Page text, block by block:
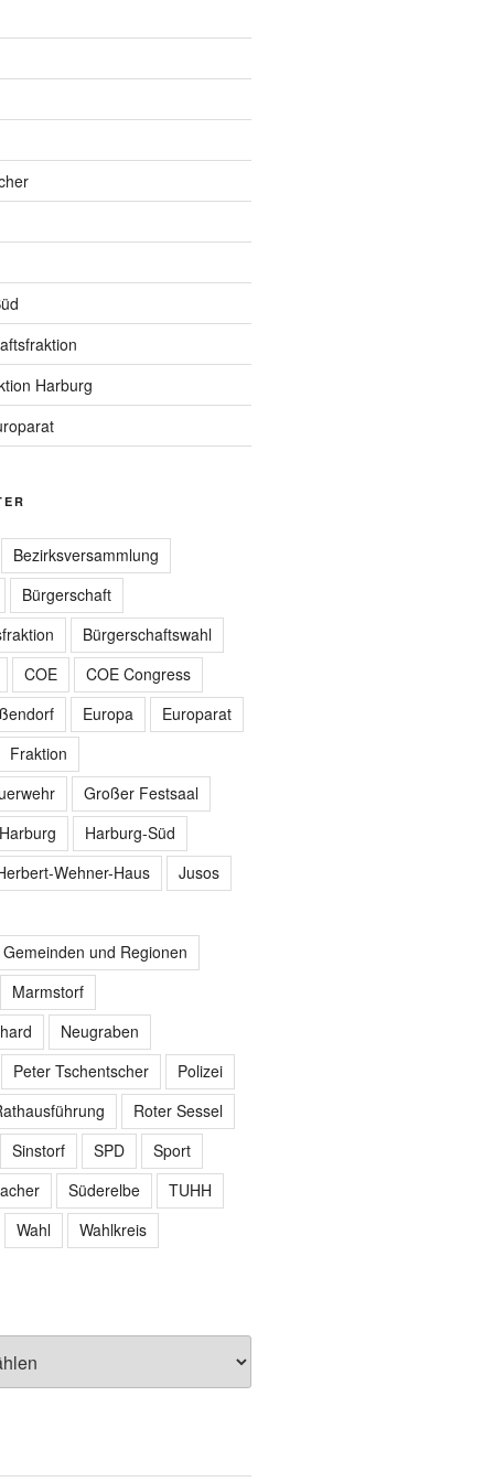
Harburg
Bezirksversammlung
Bürgerschaft
Bürgerschaftswahl
COE
COE Congress
Europa
Europarat
Fraktion
Großer Festsaal
Harburg-Süd
Wehner-Haus
Jusos
und Regionen
Marmstorf
Neugraben
Peter Tschentscher
Polizei
Roter Sessel
Sinstorf
SPD
Sport
Süderelbe
TUHH
Wahl
Wahlkreis